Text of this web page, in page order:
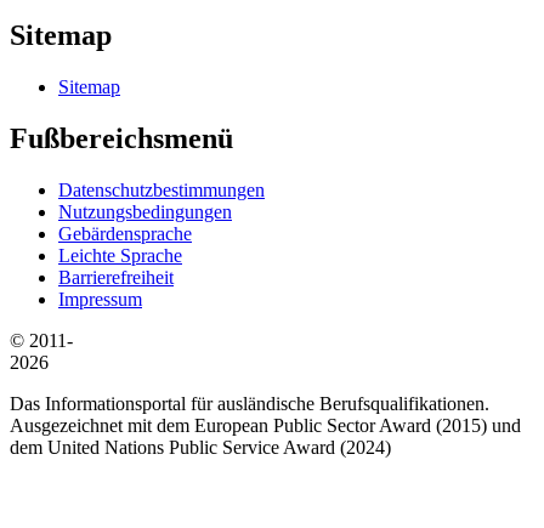
Sitemap
Sitemap
Fußbereichsmenü
Datenschutzbestimmungen
Nutzungsbedingungen
Gebärdensprache
Leichte Sprache
Barrierefreiheit
Impressum
© 2011-
2026
Das Informationsportal für ausländische Berufsqualifikationen.
Ausgezeichnet mit dem European Public Sector Award (2015) und
dem United Nations Public Service Award (2024)